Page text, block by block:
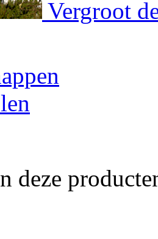
Vergroot
deze